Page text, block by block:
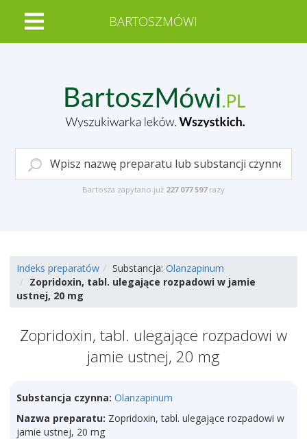
BARTOSZMÓWI
Bartosza zapytano już 227 077 597 razy
Indeks preparatów Substancja: Olanzapinum
Zopridoxin, tabl. ulegające rozpadowi w jamie
ustnej, 20 mg
Zopridoxin, tabl. ulegające rozpadowi w
jamie ustnej, 20 mg
Substancja czynna: Olanzapinum
Nazwa preparatu: Zopridoxin, tabl. ulegające rozpadowi w
jamie ustnej, 20 mg